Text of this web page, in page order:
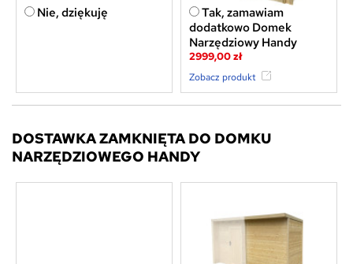
Nie, dziękuję
Tak, zamawiam
dodatkowo Domek
Narzędziowy Handy
2999,00 zł
Zobacz produkt
DOSTAWKA ZAMKNIĘTA DO DOMKU
NARZĘDZIOWEGO HANDY